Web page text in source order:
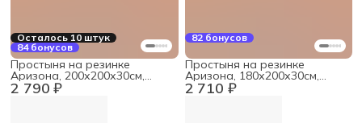
Осталось 10 штук
84 бонусов
2 790 ₽
Простыня на резинке
Аризона, 200х200х30см,
мако-сатин
82 бонусов
2 710 ₽
Простыня на резинке
Аризона, 180х200х30см,
мако-сатин